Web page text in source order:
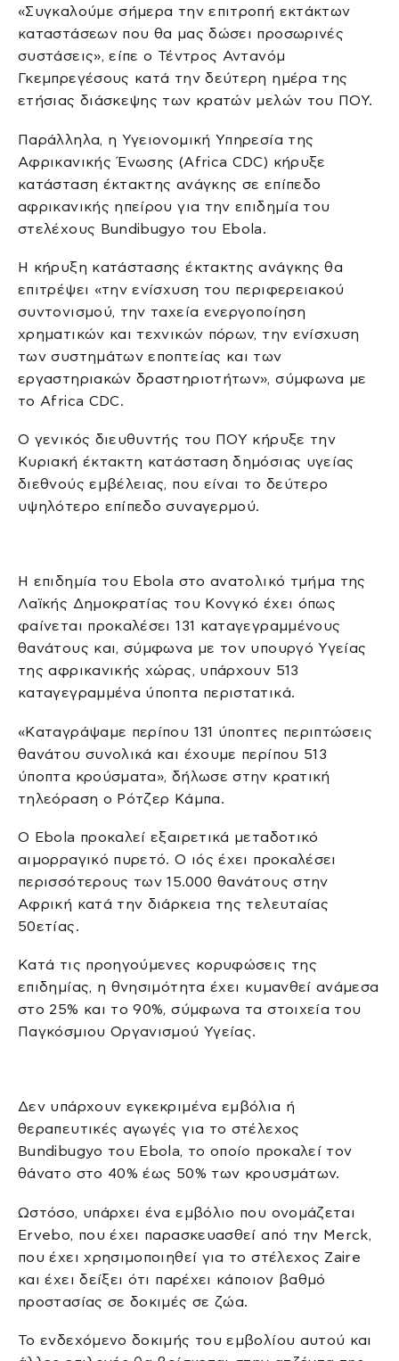
«Συγκαλούμε σήμερα την επιτροπή εκτάκτων
καταστάσεων που θα μας δώσει προσωρινές
συστάσεις», είπε ο Τέντρος Αντανόμ
Γκεμπρεγέσους κατά την δεύτερη ημέρα της
ετήσιας διάσκεψης των κρατών μελών του ΠΟΥ.
Παράλληλα, η Υγειονομική Υπηρεσία της
Αφρικανικής Ένωσης (Africa CDC) κήρυξε
κατάσταση έκτακτης ανάγκης σε επίπεδο
αφρικανικής ηπείρου για την επιδημία του
στελέχους Bundibugyo του Ebola.
Η κήρυξη κατάστασης έκτακτης ανάγκης θα
επιτρέψει «την ενίσχυση του περιφερειακού
συντονισμού, την ταχεία ενεργοποίηση
χρηματικών και τεχνικών πόρων, την ενίσχυση
των συστημάτων εποπτείας και των
εργαστηριακών δραστηριοτήτων», σύμφωνα με
το Africa CDC.
Ο γενικός διευθυντής του ΠΟΥ κήρυξε την
Κυριακή έκτακτη κατάσταση δημόσιας υγείας
διεθνούς εμβέλειας, που είναι το δεύτερο
υψηλότερο επίπεδο συναγερμού.
Η επιδημία του Ebola στο ανατολικό τμήμα της
Λαϊκής Δημοκρατίας του Κονγκό έχει όπως
φαίνεται προκαλέσει 131 καταγεγραμμένους
θανάτους και, σύμφωνα με τον υπουργό Υγείας
της αφρικανικής χώρας, υπάρχουν 513
καταγεγραμμένα ύποπτα περιστατικά.
«Καταγράψαμε περίπου 131 ύποπτες περιπτώσεις
θανάτου συνολικά και έχουμε περίπου 513
ύποπτα κρούσματα», δήλωσε στην κρατική
τηλεόραση ο Ρότζερ Κάμπα.
Ο Ebola προκαλεί εξαιρετικά μεταδοτικό
αιμορραγικό πυρετό. Ο ιός έχει προκαλέσει
περισσότερους των 15.000 θανάτους στην
Αφρική κατά την διάρκεια της τελευταίας
50ετίας.
Κατά τις προηγούμενες κορυφώσεις της
επιδημίας, η θνησιμότητα έχει κυμανθεί ανάμεσα
στο 25% και το 90%, σύμφωνα τα στοιχεία του
Παγκόσμιου Οργανισμού Υγείας.
Δεν υπάρχουν εγκεκριμένα εμβόλια ή
θεραπευτικές αγωγές για το στέλεχος
Bundibugyo του Ebola, το οποίο προκαλεί τον
θάνατο στο 40% έως 50% των κρουσμάτων.
Ωστόσο, υπάρχει ένα εμβόλιο που ονομάζεται
Ervebo, που έχει παρασκευασθεί από την Merck,
που έχει χρησιμοποιηθεί για το στέλεχος Zaire
και έχει δείξει ότι παρέχει κάποιον βαθμό
προστασίας σε δοκιμές σε ζώα.
Το ενδεχόμενο δοκιμής του εμβολίου αυτού και